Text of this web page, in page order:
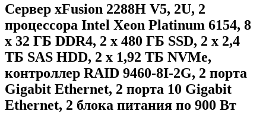
​Сервер xFusion 2288H V5, 2U, 2
процессора Intel Xeon Platinum 6154, 8
x 32 ГБ DDR4, 2 x 480 ГБ SSD, 2 x 2,4
ТБ SAS HDD, 2 x 1,92 ТБ NVMe,
контроллер RAID 9460-8I-2G, 2 порта
Gigabit Ethernet, 2 порта 10 Gigabit
Ethernet, 2 блока питания по 900 Вт